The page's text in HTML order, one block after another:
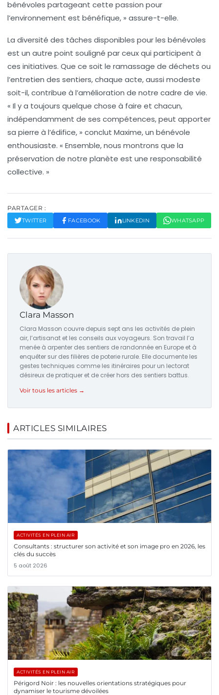
bénévoles partageant cette passion pour
l’environnement est bénéfique, » assure-t-elle.
La diversité des tâches disponibles pour les bénévoles
est un autre point souligné par ceux qui participent à
ces initiatives. Que ce soit le ramassage de déchets ou
l’entretien des sentiers, chaque acte, aussi modeste
soit-il, contribue à l’amélioration de notre cadre de vie.
« Il y a toujours quelque chose à faire et chacun,
indépendamment de ses compétences, peut apporter
sa pierre à l’édifice, » conclut Maxime, un bénévole
enthousiaste. « Ensemble, nous montrons que la
préservation de notre planète est une responsabilité
collective. »
PARTAGER :
TWITTER FACEBOOK LINKEDIN WHATSAPP
Clara Masson
Clara Masson couvre depuis sept ans les activités de plein
air, l’artisanat et les conseils aux voyageurs. Son travail l’a
menée à arpenter des sentiers de randonnée en Europe et à
enquêter sur des filières de poterie rurale. Elle documente les
gestes techniques comme les itinéraires pour un lectorat
désireux de pratiquer et de créer hors des sentiers battus.
Voir tous les articles →
ARTICLES SIMILAIRES
ACTIVITÉS EN PLEIN AIR
Consultants : structurer son activité et son image pro en 2026, les
clés du succès
5 août 2026
ACTIVITÉS EN PLEIN AIR
Périgord Noir : les nouvelles orientations stratégiques pour
dynamiser le tourisme dévoilées